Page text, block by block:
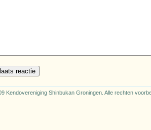
Kendovereniging Shinbukan Groningen. Alle rechten